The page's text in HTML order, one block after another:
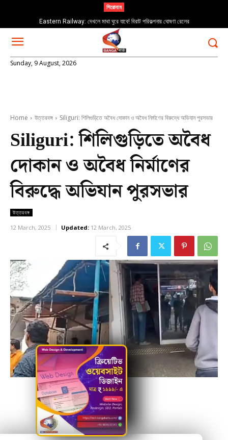
শিরোনাম
Eastern Railway: দেখলে মাথা ঘুরে যাবে! বিরাট পরিকল্পনার ঘোষণা রেলের
Sunday, 9 August, 2026
Home উত্তরবঙ্গ Siliguri: শিলিগুড়িতে অবৈধ দোকান ও অবৈধ নির্মাণের বিরুদ্ধে অভিযান পুরসভার
Siliguri: শিলিগুড়িতে অবৈধ
দোকান ও অবৈধ নির্মাণের
বিরুদ্ধে অভিযান পুরসভার
উত্তরবঙ্গ
12 March, 2025 Updated: 12 March, 2025